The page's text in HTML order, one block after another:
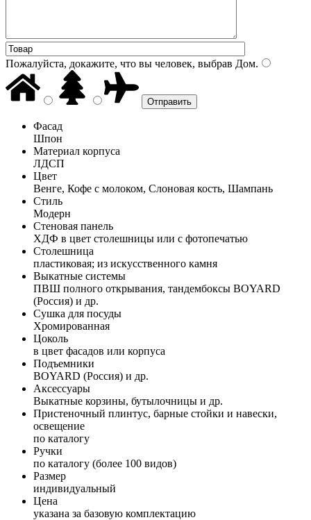
Пожалуйста, докажите, что вы человек, выбрав Дом.
Фасад
Шпон
Материал корпуса
ЛДСП
Цвет
Венге, Кофе с молоком, Слоновая кость, Шампань
Стиль
Модерн
Стеновая панель
ХДФ в цвет столешницы или с фотопечатью
Столешница
пластиковая; из искусственного камня
Выкатные системы
ПВШ полного открывания, тандембоксы BOYARD
(Россия) и др.
Сушка для посуды
Хромированная
Цоколь
в цвет фасадов или корпуса
Подъемники
BOYARD (Россия) и др.
Аксессуары
Выкатные корзины, бутылочницы и др.
Пристеночный плинтус, барные стойки и навески,
освещение
по каталогу
Ручки
по каталогу (более 100 видов)
Размер
индивидуальный
Цена
указана за базовую комплектацию